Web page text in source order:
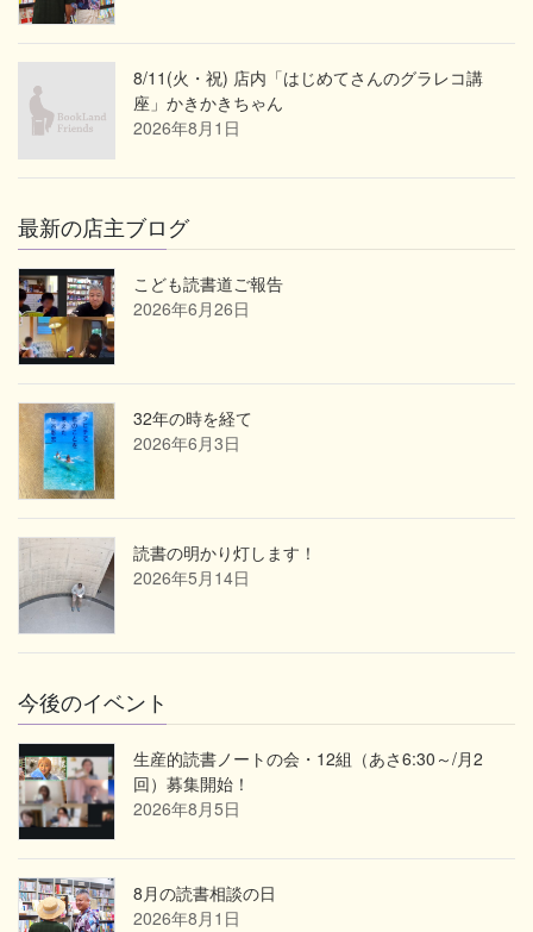
8/11(火・祝) 店内「はじめてさんのグラレコ講
座」かきかきちゃん
2026年8月1日
最新の店主ブログ
こども読書道ご報告
2026年6月26日
32年の時を経て
2026年6月3日
読書の明かり灯します！
2026年5月14日
今後のイベント
生産的読書ノートの会・12組（あさ6:30～/月2
回）募集開始！
2026年8月5日
8月の読書相談の日
2026年8月1日